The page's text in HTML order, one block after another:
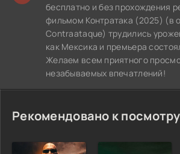
бесплатно и без прохождения
фильмом Контратака (2025) (в
Contraataque) трудились
как Мексика и премьера
Желаем всем приятного
незабываемых впечатлений!
Рекомендовано к